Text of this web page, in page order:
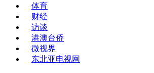
体育
财经
访谈
港澳台侨
微视界
东北亚电视网